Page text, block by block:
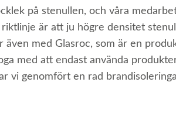
på stenullen, och våra
riktlinje är att ju högre densitet
även med Glasroc, som är en
med att endast använda
vi genomfört en rad